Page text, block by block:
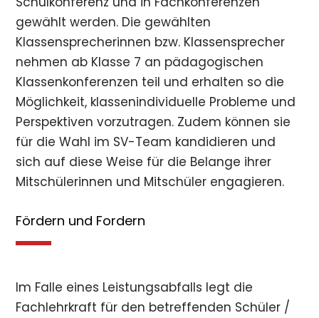
gewählt werden. Die gewählten
Klassensprecherinnen bzw. Klassensprecher
nehmen ab Klasse 7 an pädagogischen
Klassenkonferenzen teil und erhalten so die
Möglichkeit, klassenindividuelle Probleme und
Perspektiven vorzutragen. Zudem können sie
für die Wahl im SV-Team kandidieren und
sich auf diese Weise für die Belange ihrer
Mitschülerinnen und Mitschüler engagieren.
Fördern und Fordern
Im Falle eines Leistungsabfalls legt die
Fachlehrkraft für den betreffenden Schüler /